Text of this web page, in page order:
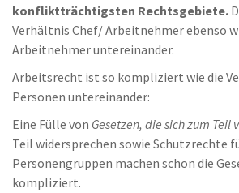
konfliktträchtigsten Rechtsgebiete.
Verhältnis Chef/ Arbeitnehmer ebenso
Arbeitnehmer untereinander.
Arbeitsrecht ist so kompliziert wie die
Personen untereinander:
Eine Fülle von Gesetzen, die sich zum Teil
Teil widersprechen sowie Schutzrechte
Personengruppen machen schon die
kompliziert.